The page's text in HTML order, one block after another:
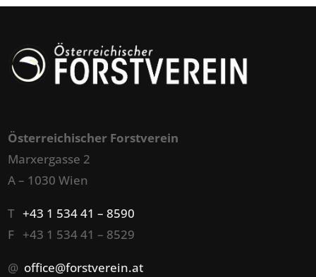
Österreichischer Forstverein
Marxergasse 2
A – 1030 Wien
T+43 1 534 41 – 8590
F +43 1 534 41 – 8529
@ office@forstverein.at